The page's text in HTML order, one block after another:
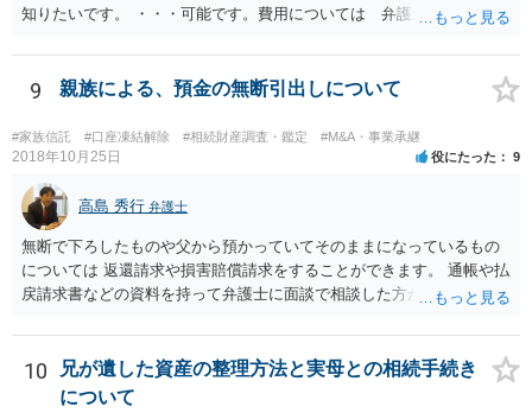
知りたいです。 ・・・可能です。費用については 弁護士と直接面談
ています。 やはり、成人した子のことまでごちゃごちゃ考えず、自分
の事だけ考えるべきなのでしょうか ・・・お子さんの事をまで含め良
い解決案があればお悩みになるのは当然と言えば当然のことです。 彼
と親子関係を結びたいと思っているが、名字は変えたくない・・・養
子縁組の必要があり 氏も変更することになります。 しかし 彼は成人
しているとは言え、自分の子と私の連れ子、全て平等にしたいと希
望。もちろん私もそうできればと思います。 ・・・婚姻前の契約 あ
るいは 遺言書などで その意思を実現する方法はあります。 弁護
士に相談してみてください。
9 親族による、預金の無断引出しについて
#家族信託 #口座凍結解除 #相続財産調査・鑑定 #M&A・事業承継
2018年10月25日 役にたった 9
高島 秀行 弁護士
無断で下ろしたものや父から預かっていてそのままになっているもの
については 返還請求や損害賠償請求をすることができます。 通帳や払
戻請求書などの資料を持って弁護士に面談で相談した方がよいと思い
10
兄が遺した資産の整理方法と実母との相続手続き
について